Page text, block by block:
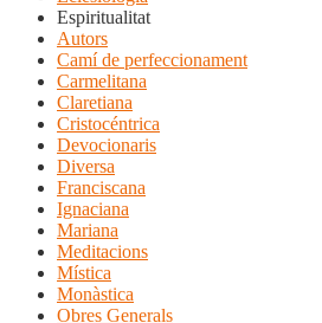
Espiritualitat
Autors
Camí de perfeccionament
Carmelitana
Claretiana
Cristocéntrica
Devocionaris
Diversa
Franciscana
Ignaciana
Mariana
Meditacions
Mística
Monàstica
Obres Generals